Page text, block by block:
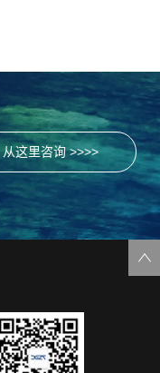
从这里咨询 >>>>